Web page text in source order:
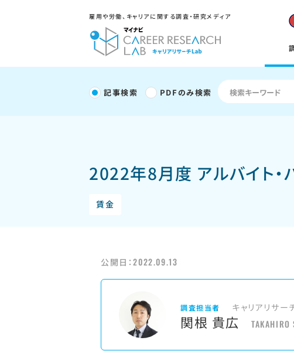
雇用や労働、キャリアに関する調査・研究メディア
記事検索 PDFのみ検索
2022年8月度 アルバイト・
賃金
公開日：2022.09.13
調査担当者 キャリアリサ
関根 貴広 TAKAHIRO